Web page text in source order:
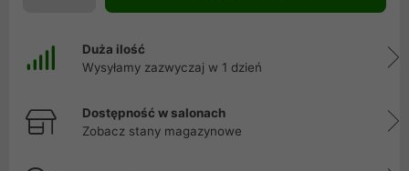
Duża ilość
Wysyłamy zazwyczaj w 1 dzień
Dostępność w salonach
Zobacz stany magazynowe